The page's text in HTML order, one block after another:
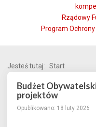
Rządowy
Program
Jesteś tutaj: Start
Budżet
projektów
Opublikowano: 18 luty 2026